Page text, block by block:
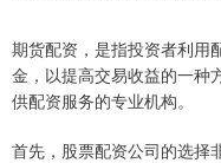
期货配资，是指投资者利用
金，以提高交易收益的一种
供配资服务的专业机构。
首先，股票配资公司的选择